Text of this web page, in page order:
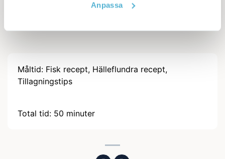
Anpassa
Tillsätt fisken de sista 3–4 minuterna.
Måltid: Fisk recept, Hälleflundra recept,
Tillagningstips
Total tid: 50 minuter
minuter